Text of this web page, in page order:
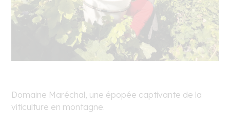
Domaine Maréchal, une épopée captivante de la
viticulture en montagne.